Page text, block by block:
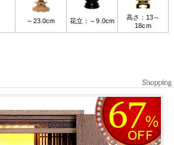
～23.0cm 花立：～9.0cm
高さ：13～
18cm